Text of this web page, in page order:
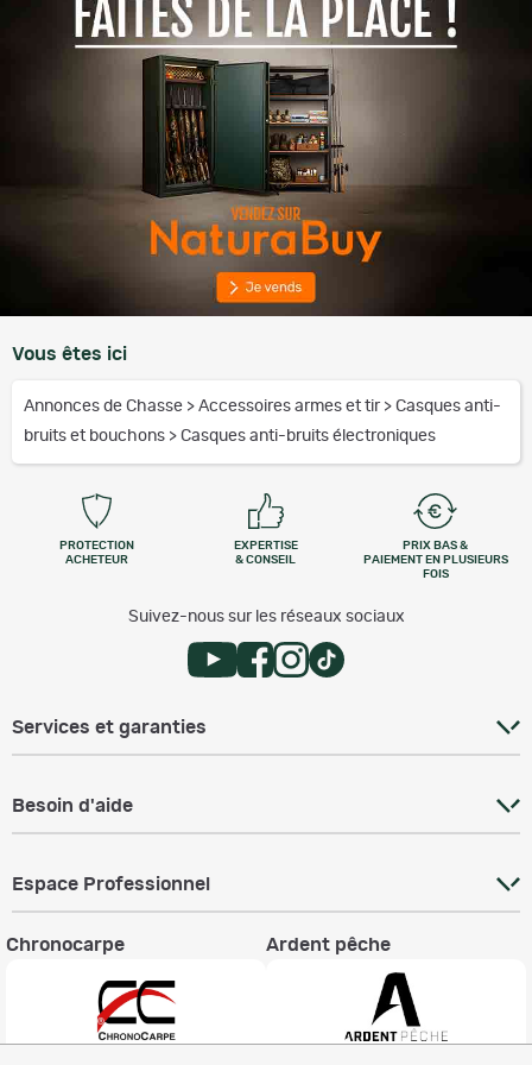
Vous êtes ici
Annonces de Chasse > Accessoires armes et tir > Casques anti-
bruits et bouchons > Casques anti-bruits électroniques
PROTECTION
ACHETEUR
EXPERTISE
& CONSEIL
PRIX BAS &
PAIEMENT EN PLUSIEURS
FOIS
Suivez-nous sur les réseaux sociaux
Services et garanties
Besoin d'aide
Espace Professionnel
Chronocarpe Ardent pêche